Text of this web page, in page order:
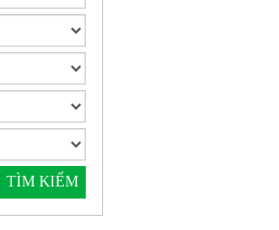
TÌM KIẾM